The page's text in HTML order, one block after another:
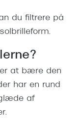
du filtrere på
at bære den
har en rund
af